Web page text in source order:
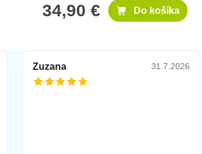
34,90 € Do košíka
Zuzana 31.7.2026